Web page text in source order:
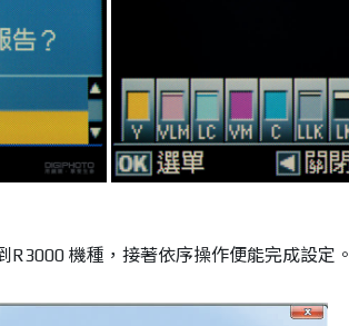
R3000 機種，接著依序操作便能完成設定。